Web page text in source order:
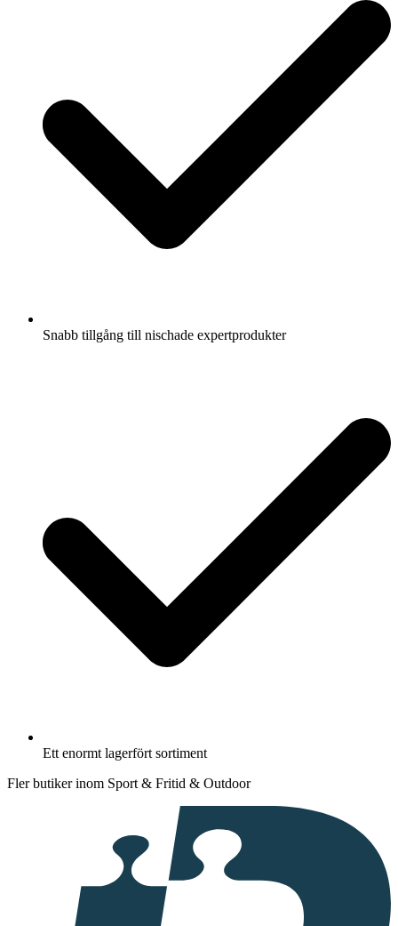
Snabb tillgång till nischade expertprodukter
Ett enormt lagerfört sortiment
Fler butiker inom Sport & Fritid & Outdoor